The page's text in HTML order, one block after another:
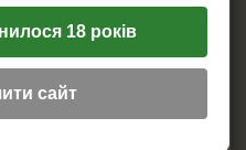
Hocus 500 и xfox
980518
18 років
сайт